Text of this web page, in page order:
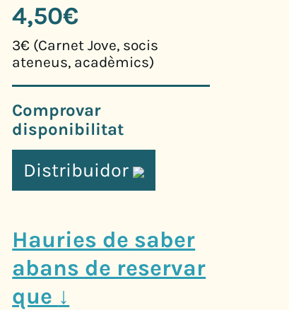
4,50€
3€ (Carnet Jove, socis
ateneus, acadèmics)
Comprovar
disponibilitat
Distribuidor
Hauries de saber
abans de reservar
que ↓